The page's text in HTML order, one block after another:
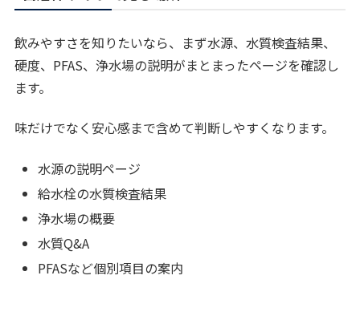
飲みやすさを知りたいなら、まず水源、水質検査結果、
硬度、PFAS、浄水場の説明がまとまったページを確認し
ます。
味だけでなく安心感まで含めて判断しやすくなります。
水源の説明ページ
給水栓の水質検査結果
浄水場の概要
水質Q&A
PFASなど個別項目の案内